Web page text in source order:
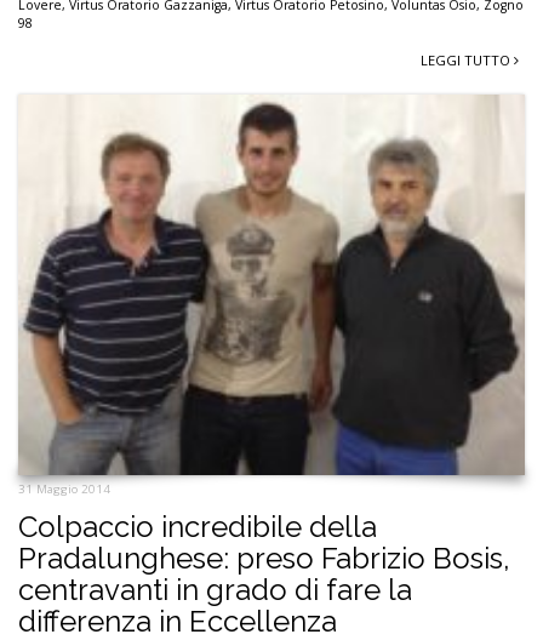
Lovere, Virtus Oratorio Gazzaniga, Virtus Oratorio Petosino, Voluntas Osio, Zogno
98
LEGGI TUTTO
31 Maggio 2014
Colpaccio incredibile della
Pradalunghese: preso Fabrizio Bosis,
centravanti in grado di fare la
differenza in Eccellenza